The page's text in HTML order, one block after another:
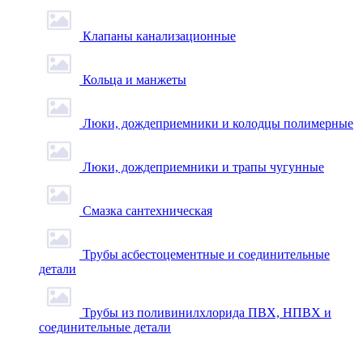
Клапаны канализационные
Кольца и манжеты
Люки, дождеприемники и колодцы полимерные
Люки, дождеприемники и трапы чугунные
Смазка сантехническая
Трубы асбестоцементные и соединительные
детали
Трубы из поливинилхлорида ПВХ, НПВХ и
соединительные детали